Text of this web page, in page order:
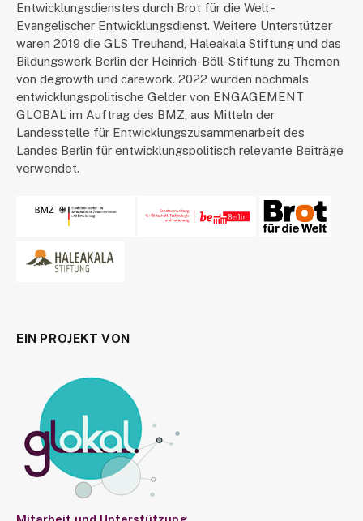
Entwicklungsdienstes durch Brot für die Welt -
Evangelischer Entwicklungsdienst. Weitere Unterstützer
waren 2019 die GLS Treuhand, Haleakala Stiftung und das
Bildungswerk Berlin der Heinrich-Böll-Stiftung zu Themen
von degrowth und carework. 2022 wurden nochmals
entwicklungspolitische Gelder von ENGAGEMENT
GLOBAL im Auftrag des BMZ, aus Mitteln der
Landesstelle für Entwicklungszusammenarbeit des
Landes Berlin für entwicklungspolitisch relevante Beiträge
verwendet.
EIN PROJEKT VON